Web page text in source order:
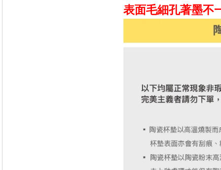
表面毛細孔著墨不